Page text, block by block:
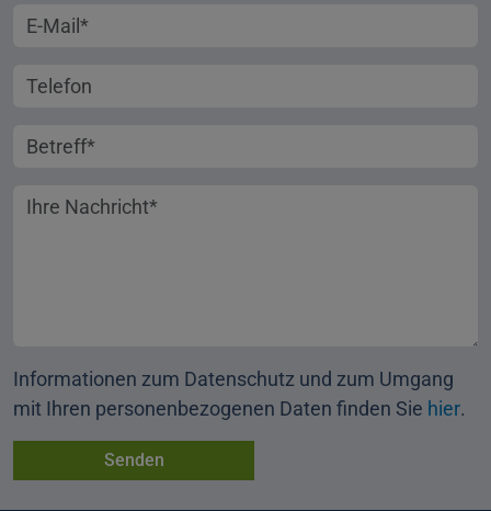
E-Mail-Adresse
Telefonnummer
Betreff
Ihre Nachricht
Informationen zum Datenschutz und zum Umgang
mit Ihren personenbezogenen Daten finden Sie hier.